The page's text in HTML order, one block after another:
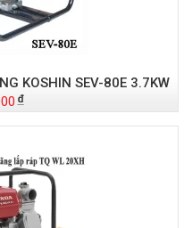
KOSHIN SEV-80E 3.7KW